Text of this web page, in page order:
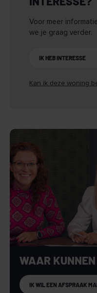
Voor meer
we je graag verder.
IK HEB INTERESSE
Kan ik deze woning
WAAR KUNNEN
IK WIL EEN AFSPRAAK